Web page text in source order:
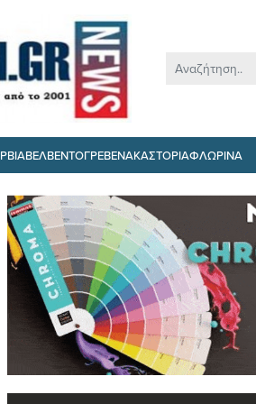
ΒΕΛΒΕΝΤΟΓΡΕΒΕΝΑΚΑΣΤΟΡΙΑΦΛΩΡΙΝΑ